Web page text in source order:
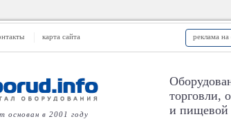
карта сайта реклама на
основан в 2001 году
торговли,
и пищевой